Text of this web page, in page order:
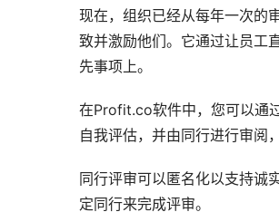
现在，组织已经从每年一次的
致并激励他们。它通过让员工
先事项上。
在Profit.co软件中，您可以通
自我评估，并由同行进行审阅
同行评审可以匿名化以支持诚
定同行来完成评审。